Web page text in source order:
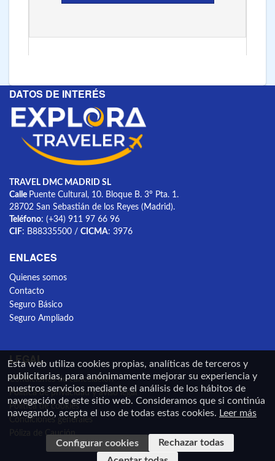
DATOS DE INTERÉS
TRAVEL DMC MADRID SL
Calle Puente Cultural, 10. Bloque B. 3º Pta. 1.
28702 San Sebastián de los Reyes (Madrid).
Teléfono: (+34) 911 97 66 96
CIF: B88335500 / CICMA: 3976
ENLACES
Quienes somos
Contacto
Seguro Básico
Seguro Ampliado
LEGAL
Condiciones de cancelación
Política de privacidad y aviso legal
Política de cookies
Condiciones generales
Póliza de Caución
Esta web utiliza cookies propias, analíticas de terceros y
publicitarias, para anónimamente mejorar su experiencia y
nuestros servicios mediante el análisis de los hábitos de
navegación de este sitio web. Consideramos que si continúa
navegando, acepta el uso de todas estas cookies. Leer más
Configurar cookies
Rechazar todas